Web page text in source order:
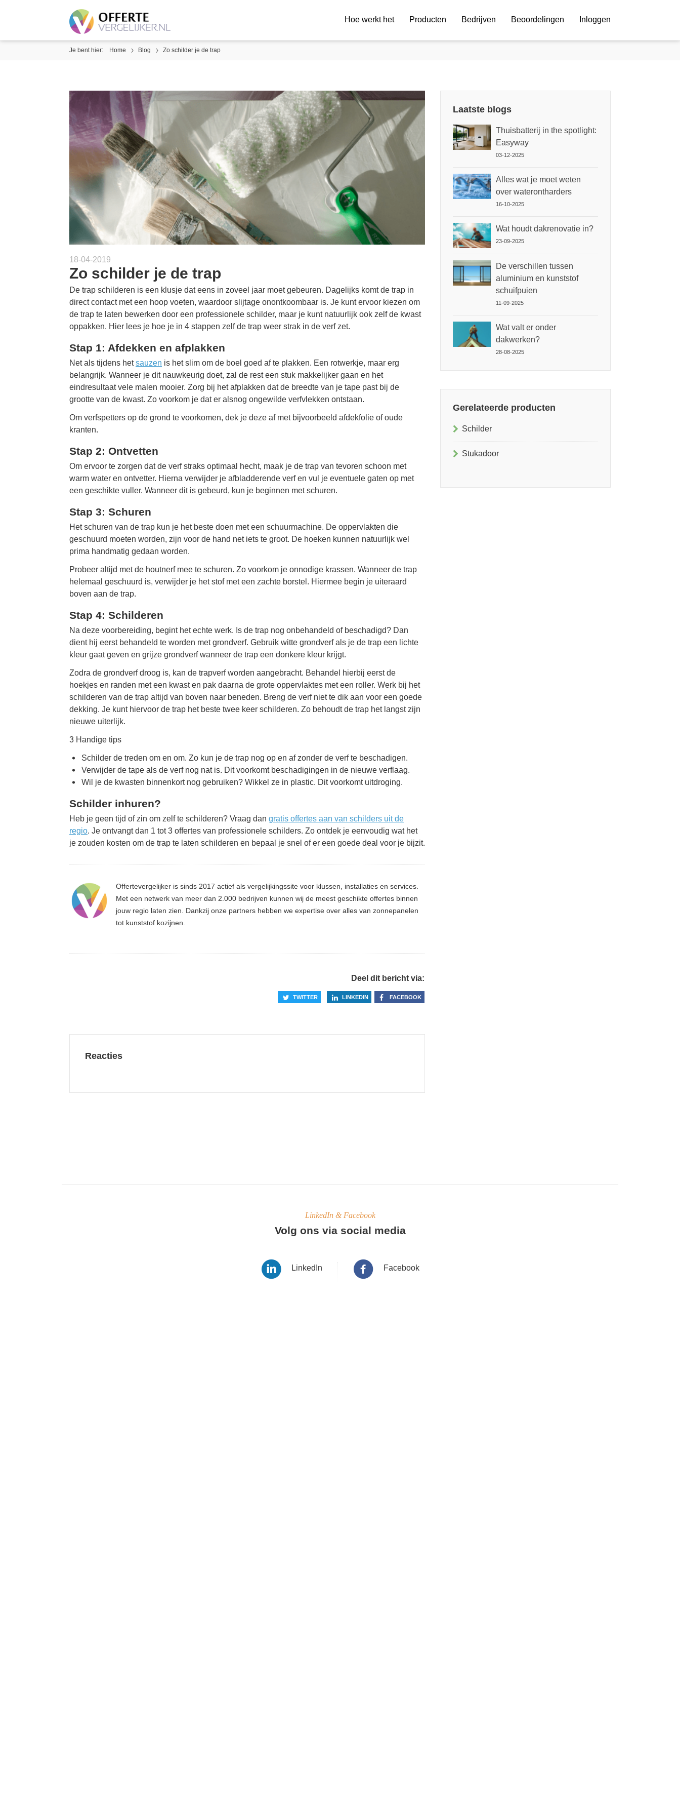
Hoe werkt het Producten Bedrijven Beoordelingen Inloggen
Je bent hier: Home Blog Zo schilder je de trap
18-04-2019
Zo schilder je de trap
De trap schilderen is een klusje dat eens in zoveel jaar moet gebeuren. Dagelijks komt de trap in
direct contact met een hoop voeten, waardoor slijtage onontkoombaar is. Je kunt ervoor kiezen om
de trap te laten bewerken door een professionele schilder, maar je kunt natuurlijk ook zelf de kwast
oppakken. Hier lees je hoe je in 4 stappen zelf de trap weer strak in de verf zet.
Stap 1: Afdekken en afplakken
Net als tijdens hetsauzen is het slim om de boel goed af te plakken. Een rotwerkje, maar erg
belangrijk. Wanneer je dit nauwkeurig doet, zal de rest een stuk makkelijker gaan en het
eindresultaat vele malen mooier. Zorg bij het afplakken dat de breedte van je tape past bij de
grootte van de kwast. Zo voorkom je dat er alsnog ongewilde verfvlekken ontstaan.
Om verfspetters op de grond te voorkomen, dek je deze af met bijvoorbeeld afdekfolie of oude
kranten.
Stap 2: Ontvetten
Om ervoor te zorgen dat de verf straks optimaal hecht, maak je de trap van tevoren schoon met
warm water en ontvetter. Hierna verwijder je afbladderende verf en vul je eventuele gaten op met
een geschikte vuller. Wanneer dit is gebeurd, kun je beginnen met schuren.
Stap 3: Schuren
Het schuren van de trap kun je het beste doen met een schuurmachine. De oppervlakten die
geschuurd moeten worden, zijn voor de hand net iets te groot. De hoeken kunnen natuurlijk wel
prima handmatig gedaan worden.
Probeer altijd met de houtnerf mee te schuren. Zo voorkom je onnodige krassen. Wanneer de trap
helemaal geschuurd is, verwijder je het stof met een zachte borstel. Hiermee begin je uiteraard
boven aan de trap.
Stap 4: Schilderen
Na deze voorbereiding, begint het echte werk. Is de trap nog onbehandeld of beschadigd? Dan
dient hij eerst behandeld te worden met grondverf. Gebruik witte grondverf als je de trap een lichte
kleur gaat geven en grijze grondverf wanneer de trap een donkere kleur krijgt.
Zodra de grondverf droog is, kan de trapverf worden aangebracht. Behandel hierbij eerst de
hoekjes en randen met een kwast en pak daarna de grote oppervlaktes met een roller. Werk bij het
schilderen van de trap altijd van boven naar beneden. Breng de verf niet te dik aan voor een goede
dekking. Je kunt hiervoor de trap het beste twee keer schilderen. Zo behoudt de trap het langst zijn
nieuwe uiterlijk.
3 Handige tips
Schilder de treden om en om. Zo kun je de trap nog op en af zonder de verf te beschadigen.
Verwijder de tape als de verf nog nat is. Dit voorkomt beschadigingen in de nieuwe verflaag.
Wil je de kwasten binnenkort nog gebruiken? Wikkel ze in plastic. Dit voorkomt uitdroging.
Schilder inhuren?
Heb je geen tijd of zin om zelf te schilderen? Vraag dan gratis offertes aan van schilders uit de
regio. Je ontvangt dan 1 tot 3 offertes van professionele schilders. Zo ontdek je eenvoudig wat het
je zouden kosten om de trap te laten schilderen en bepaal je snel of er een goede deal voor je bijzit.
Offertevergelijker is sinds 2017 actief als vergelijkingssite voor klussen, installaties en services.
Met een netwerk van meer dan 2.000 bedrijven kunnen wij de meest geschikte offertes binnen
jouw regio laten zien. Dankzij onze partners hebben we expertise over alles van zonnepanelen
tot kunststof kozijnen.
Deel dit bericht via:
FACEBOOK
LINKEDIN
TWITTER
Reacties
Laatste blogs
Thuisbatterij in the spotlight:
Easyway
03-12-2025
Alles wat je moet weten
over waterontharders
16-10-2025
Wat houdt dakrenovatie in?
23-09-2025
De verschillen tussen
aluminium en kunststof
schuifpuien
11-09-2025
Wat valt er onder
dakwerken?
28-08-2025
Gerelateerde producten
Schilder
Stukadoor
LinkedIn & Facebook
Volg ons via social media
LinkedIn Facebook